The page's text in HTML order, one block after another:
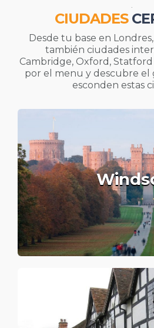
.
CIUDADES
Desde tu base en
también ciudades
Cambridge, Oxford,
por el menu y descubre el
esconden estas